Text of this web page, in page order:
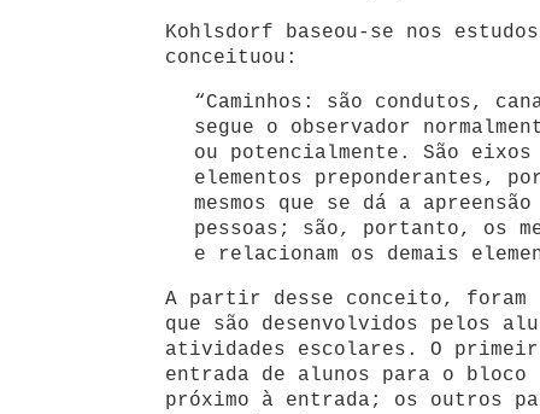
Kohlsdorf baseou-se nos
conceituou:
“Caminhos: são condutos,
segue o observador
ou potencialmente. São eixos
elementos preponderantes,
mesmos que se dá a
pessoas; são, portanto, os
e relacionam os demais
A partir desse conceito, foram
que são desenvolvidos pelos
atividades escolares. O
entrada de alunos para o bloco
próximo à entrada; os outros